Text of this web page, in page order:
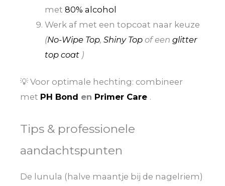
met80% alcohol
Werk af met een topcoat naar keuze
(No-Wipe Top,Shiny Topof eenglitter
top coat )
💡 Voor optimale hechting: combineer
met PH Bond en Primer Care .
Tips & professionele
aandachtspunten
De lunula (halve maantje bij de nagelriem)